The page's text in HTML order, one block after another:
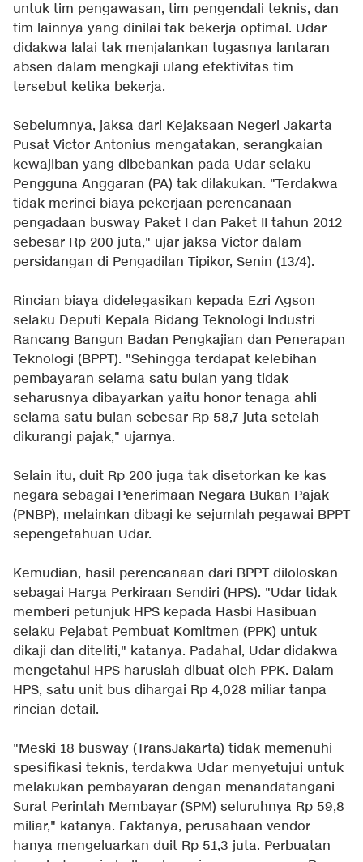
untuk tim pengawasan, tim pengendali teknis, dan
tim lainnya yang dinilai tak bekerja optimal. Udar
didakwa lalai tak menjalankan tugasnya lantaran
absen dalam mengkaji ulang efektivitas tim
tersebut ketika bekerja.
Sebelumnya, jaksa dari Kejaksaan Negeri Jakarta
Pusat Victor Antonius mengatakan, serangkaian
kewajiban yang dibebankan pada Udar selaku
Pengguna Anggaran (PA) tak dilakukan. "Terdakwa
tidak merinci biaya pekerjaan perencanaan
pengadaan busway Paket I dan Paket II tahun 2012
sebesar Rp 200 juta," ujar jaksa Victor dalam
persidangan di Pengadilan Tipikor, Senin (13/4).
Rincian biaya didelegasikan kepada Ezri Agson
selaku Deputi Kepala Bidang Teknologi Industri
Rancang Bangun Badan Pengkajian dan Penerapan
Teknologi (BPPT). "Sehingga terdapat kelebihan
pembayaran selama satu bulan yang tidak
seharusnya dibayarkan yaitu honor tenaga ahli
selama satu bulan sebesar Rp 58,7 juta setelah
dikurangi pajak," ujarnya.
Selain itu, duit Rp 200 juga tak disetorkan ke kas
negara sebagai Penerimaan Negara Bukan Pajak
(PNBP), melainkan dibagi ke sejumlah pegawai BPPT
sepengetahuan Udar.
Kemudian, hasil perencanaan dari BPPT diloloskan
sebagai Harga Perkiraan Sendiri (HPS). "Udar tidak
memberi petunjuk HPS kepada Hasbi Hasibuan
selaku Pejabat Pembuat Komitmen (PPK) untuk
dikaji dan diteliti," katanya. Padahal, Udar didakwa
mengetahui HPS haruslah dibuat oleh PPK. Dalam
HPS, satu unit bus dihargai Rp 4,028 miliar tanpa
rincian detail.
"Meski 18 busway (TransJakarta) tidak memenuhi
spesifikasi teknis, terdakwa Udar menyetujui untuk
melakukan pembayaran dengan menandatangani
Surat Perintah Membayar (SPM) seluruhnya Rp 59,8
miliar," katanya. Faktanya, perusahaan vendor
hanya mengeluarkan duit Rp 51,3 juta. Perbuatan